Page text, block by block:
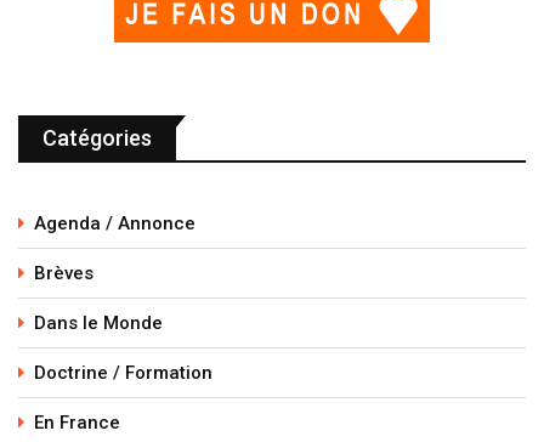
Catégories
Agenda / Annonce
Brèves
Dans le Monde
Doctrine / Formation
En France